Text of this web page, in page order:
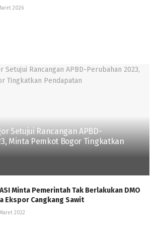
2026
Setujui Rancangan APBD-
Minta Pemkot Bogor Tingkatkan
Minta Pemerintah Tak Berlakukan DMO
Ekspor Cangkang Sawit
2022